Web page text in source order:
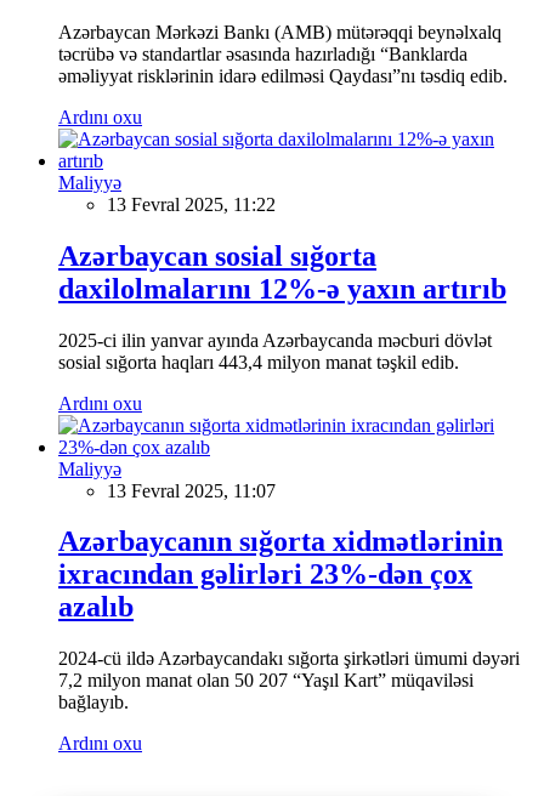
Azərbaycan Mərkəzi Bankı (AMB) mütərəqqi beynəlxalq
təcrübə və standartlar əsasında hazırladığı “Banklarda
əməliyyat risklərinin idarə edilməsi Qaydası”nı təsdiq edib.
Ardını oxu
Maliyyə
13 Fevral 2025, 11:22
Azərbaycan sosial sığorta
daxilolmalarını 12%-ə yaxın artırıb
2025-ci ilin yanvar ayında Azərbaycanda məcburi dövlət
sosial sığorta haqları 443,4 milyon manat təşkil edib.
Ardını oxu
Maliyyə
13 Fevral 2025, 11:07
Azərbaycanın sığorta xidmətlərinin
ixracından gəlirləri 23%-dən çox
azalıb
2024-cü ildə Azərbaycandakı sığorta şirkətləri ümumi dəyəri
7,2 milyon manat olan 50 207 “Yaşıl Kart” müqaviləsi
bağlayıb.
Ardını oxu